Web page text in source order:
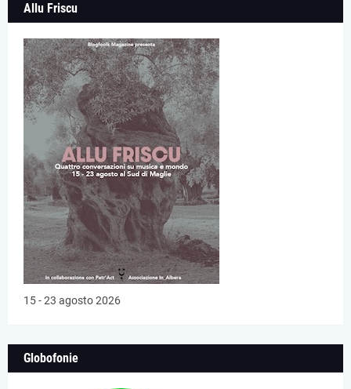
Allu Friscu
15 - 23 agosto 2026
Globofonie